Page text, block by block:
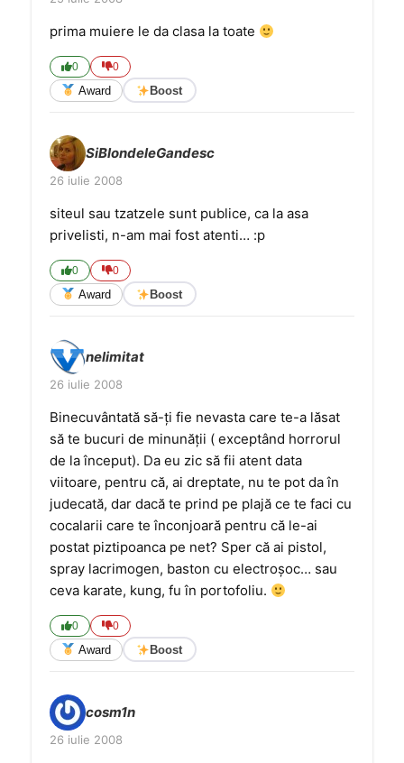
prima muiere le da clasa la toate
0 0
Award Boost
SiBlondeleGandesc
26 iulie 2008
siteul sau tzatzele sunt publice, ca la asa
privelisti, n-am mai fost atenti… :p
0 0
Award Boost
nelimitat
26 iulie 2008
Binecuvântată să-ţi fie nevasta care te-a lăsat
să te bucuri de minunăţii ( exceptând horrorul
de la început). Da eu zic să fii atent data
viitoare, pentru că, ai dreptate, nu te pot da în
judecată, dar dacă te prind pe plajă ce te faci cu
cocalarii care te înconjoară pentru că le-ai
postat piztipoanca pe net? Sper că ai pistol,
spray lacrimogen, baston cu electroşoc… sau
ceva karate, kung, fu în portofoliu.
0 0
Award Boost
cosm1n
26 iulie 2008